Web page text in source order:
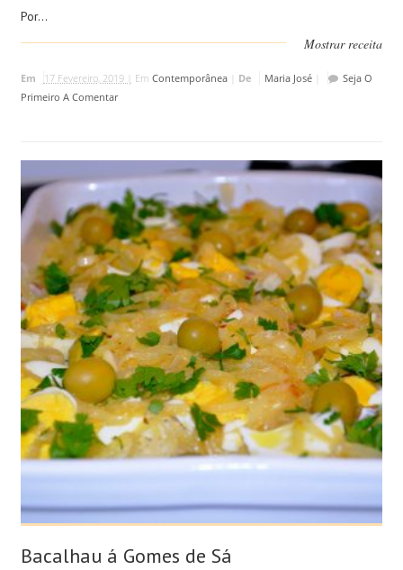
Por...
Mostrar receita
Em 17 Fevereiro, 2019 | Em Contemporânea| De Maria José|
Seja O
Primeiro A Comentar
Bacalhau á Gomes de Sá